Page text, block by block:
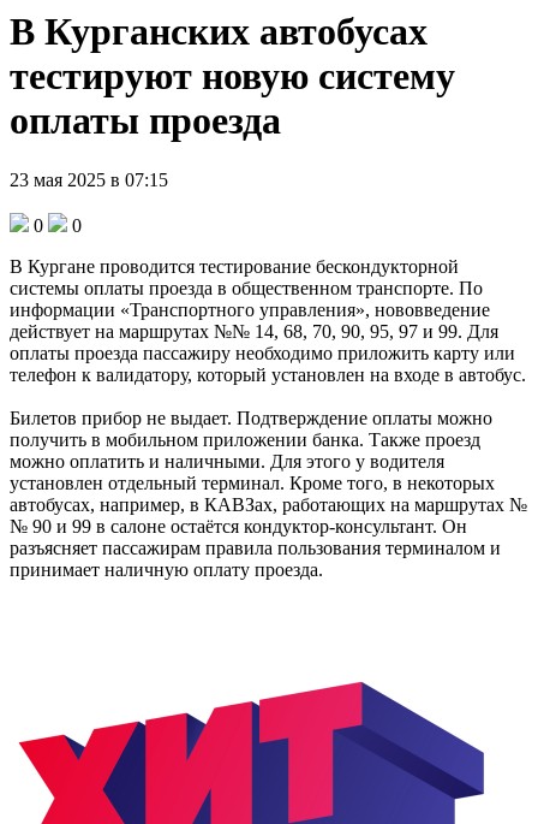
В Курганских автобусах
тестируют новую систему
оплаты проезда
23 мая 2025 в 07:15
0
0
В Кургане проводится тестирование бескондукторной
системы оплаты проезда в общественном транспорте. По
информации «Транспортного управления», нововведение
действует на маршрутах №№ 14, 68, 70, 90, 95, 97 и 99. Для
оплаты проезда пассажиру необходимо приложить карту или
телефон к валидатору, который установлен на входе в автобус.
Билетов прибор не выдает. Подтверждение оплаты можно
получить в мобильном приложении банка. Также проезд
можно оплатить и наличными. Для этого у водителя
установлен отдельный терминал. Кроме того, в некоторых
автобусах, например, в КАВЗах, работающих на маршрутах №
№ 90 и 99 в салоне остаётся кондуктор-консультант. Он
разъясняет пассажирам правила пользования терминалом и
принимает наличную оплату проезда.